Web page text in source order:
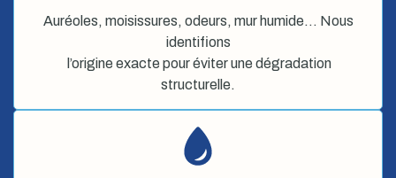
Auréoles, moisissures, odeurs, mur humide… Nous
identifions
l’origine exacte pour éviter une dégradation
structurelle.